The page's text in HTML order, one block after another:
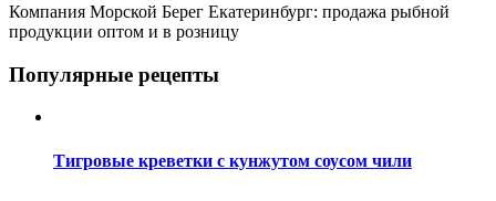
Компания Морской Берег Екатеринбург: продажа рыбной
продукции оптом и в розницу
Популярные рецепты
Тигровые креветки с кунжутом соусом чили